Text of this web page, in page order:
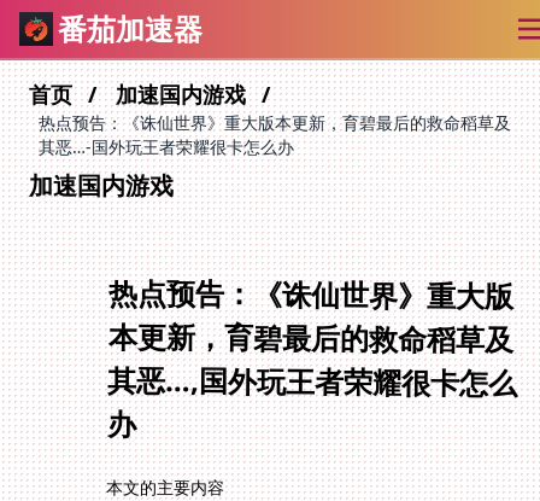
番茄加速器
首页 加速国内游戏
热点预告：《诛仙世界》重大版本更新，育碧最后的救命稻草及
其恶…-国外玩王者荣耀很卡怎么办
加速国内游戏
热点预告：《诛仙世界》重大版
本更新，育碧最后的救命稻草及
其恶…,国外玩王者荣耀很卡怎么
办
本文的主要内容